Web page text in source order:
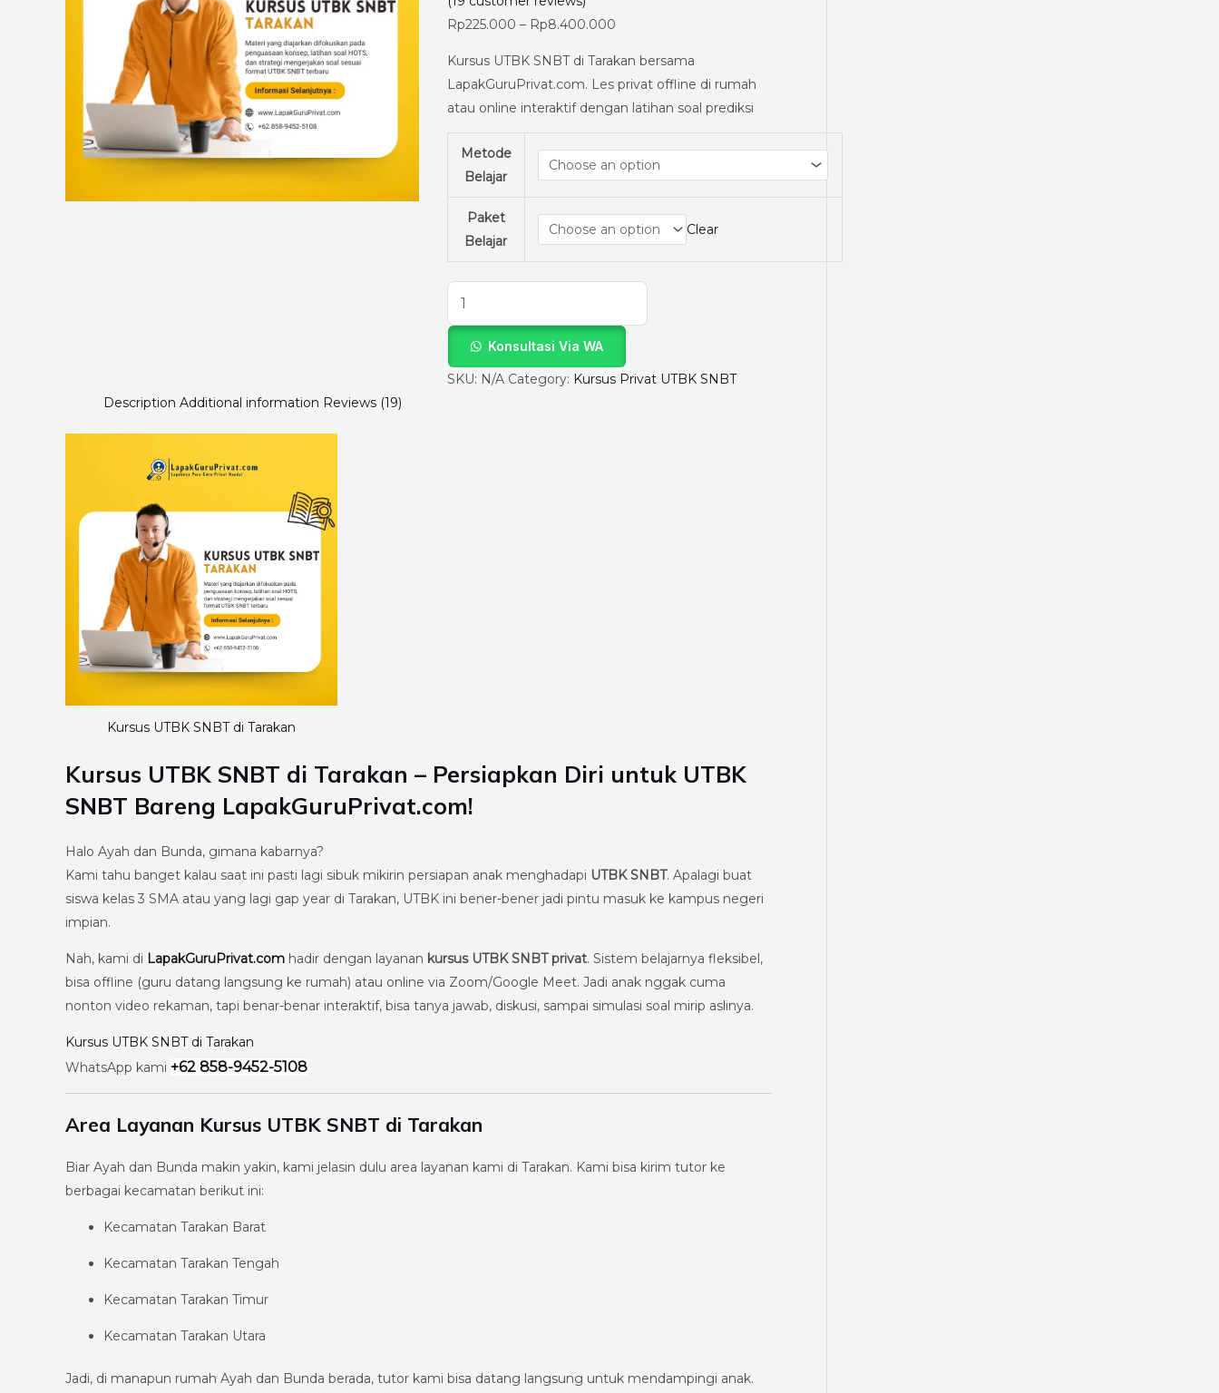
Rp225.000 – Rp8.400.000
Kursus UTBK SNBT di Tarakan bersama
LapakGuruPrivat.com. Les privat offline di rumah
atau online interaktif dengan latihan soal prediksi
Metode
Belajar
Paket
Belajar
Clear
Diri
UTBK
SNBT
Bareng
Konsultasi Via WA
SKU: N/A Category: Kursus Privat UTBK SNBT
Description Additional information Reviews (19)
Kursus UTBK SNBT di Tarakan
Kursus UTBK SNBT di Tarakan – Persiapkan Diri untuk UTBK
SNBT Bareng LapakGuruPrivat.com!
Halo Ayah dan Bunda, gimana kabarnya?
Kami tahu banget kalau saat ini pasti lagi sibuk mikirin persiapan anak menghadapi UTBK SNBT. Apalagi buat
siswa kelas 3 SMA atau yang lagi gap year di Tarakan, UTBK ini bener-bener jadi pintu masuk ke kampus negeri
impian.
Nah, kami di LapakGuruPrivat.com hadir dengan layanan kursus UTBK SNBT privat. Sistem belajarnya fleksibel,
bisa offline (guru datang langsung ke rumah) atau online via Zoom/Google Meet. Jadi anak nggak cuma
nonton video rekaman, tapi benar-benar interaktif, bisa tanya jawab, diskusi, sampai simulasi soal mirip aslinya.
Kursus UTBK SNBT di Tarakan
WhatsApp kami +62 858-9452-5108
Area Layanan Kursus UTBK SNBT di Tarakan
Biar Ayah dan Bunda makin yakin, kami jelasin dulu area layanan kami di Tarakan. Kami bisa kirim tutor ke
berbagai kecamatan berikut ini:
Kecamatan Tarakan Barat
Kecamatan Tarakan Tengah
Kecamatan Tarakan Timur
Kecamatan Tarakan Utara
Jadi, di manapun rumah Ayah dan Bunda berada, tutor kami bisa datang langsung untuk mendampingi anak.